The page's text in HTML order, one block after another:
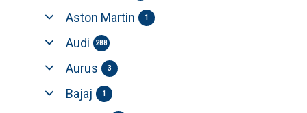
Aston Martin 1
Audi 288
Aurus 3
Bajaj 1